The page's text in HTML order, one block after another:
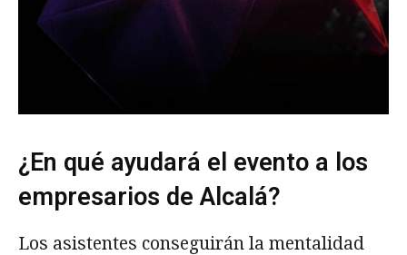
¿En qué ayudará el evento a los
empresarios de Alcalá?
Los asistentes conseguirán la mentalidad